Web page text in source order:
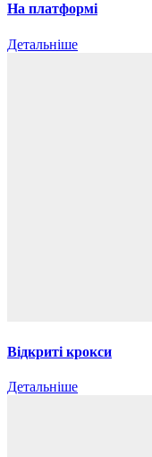
На платформі
Детальніше
Відкриті крокси
Детальніше